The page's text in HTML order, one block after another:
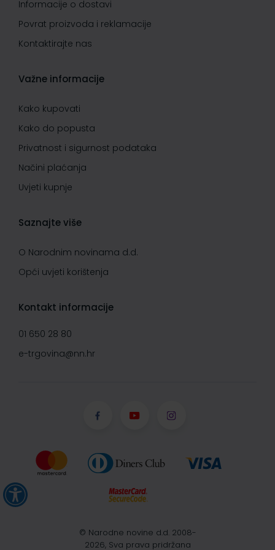
Informacije o dostavi
Povrat proizvoda i reklamacije
Kontaktirajte nas
Važne informacije
Kako kupovati
Kako do popusta
Privatnost i sigurnost podataka
Načini plaćanja
Uvjeti kupnje
Saznajte više
O Narodnim novinama d.d.
Opći uvjeti korištenja
Kontakt informacije
01 650 28 80
e-trgovina@nn.hr
© Narodne novine d.d. 2008-
2026, Sva prava pridržana